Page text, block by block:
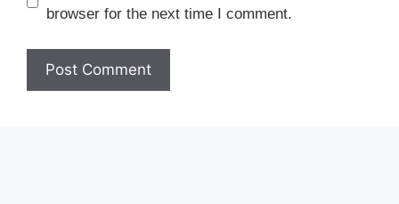
browser for the next time I comment.